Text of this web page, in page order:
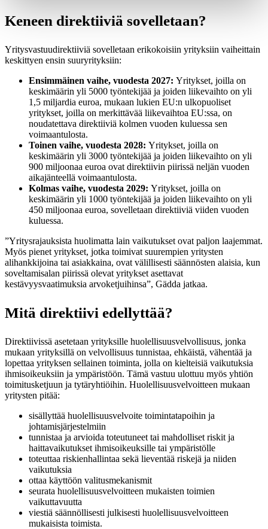
Keneen direktiiviä sovelletaan?
Yritysvastuudirektiiviä sovelletaan erikokoisiin yrityksiin vaiheittain
keskittyen ensin suuryrityksiin:
Ensimmäinen vaihe, vuodesta 2027: Yritykset, joilla on
keskimäärin yli 5000 työntekijää ja joiden liikevaihto on yli
1,5 miljardia euroa, mukaan lukien EU:n ulkopuoliset
yritykset, joilla on merkittävää liikevaihtoa EU:ssa, on
noudatettava direktiiviä kolmen vuoden kuluessa sen
voimaantulosta.
Toinen vaihe, vuodesta 2028: Yritykset, joilla on
keskimäärin yli 3000 työntekijää ja joiden liikevaihto on yli
900 miljoonaa euroa ovat direktiivin piirissä neljän vuoden
aikajänteellä voimaantulosta.
Kolmas vaihe, vuodesta 2029: Yritykset, joilla on
keskimäärin yli 1000 työntekijää ja joiden liikevaihto on yli
450 miljoonaa euroa, sovelletaan direktiiviä viiden vuoden
kuluessa.
”Yritysrajauksista huolimatta lain vaikutukset ovat paljon laajemmat.
Myös pienet yritykset, jotka toimivat suurempien yritysten
alihankkijoina tai asiakkaina, ovat välillisesti säännösten alaisia, kun
soveltamisalan piirissä olevat yritykset asettavat
kestävyysvaatimuksia arvoketjuihinsa”, Gädda jatkaa.
Mitä direktiivi edellyttää?
Direktiivissä asetetaan yrityksille huolellisuusvelvollisuus, jonka
mukaan yrityksillä on velvollisuus tunnistaa, ehkäistä, vähentää ja
lopettaa yrityksen sellainen toiminta, jolla on kielteisiä vaikutuksia
ihmisoikeuksiin ja ympäristöön. Tämä vastuu ulottuu myös yhtiön
toimitusketjuun ja tytäryhtiöihin. Huolellisuusvelvoitteen mukaan
yritysten pitää:
sisällyttää huolellisuusvelvoite toimintatapoihin ja
johtamisjärjestelmiin
tunnistaa ja arvioida toteutuneet tai mahdolliset riskit ja
haittavaikutukset ihmisoikeuksille tai ympäristölle
toteuttaa riskienhallintaa sekä lieventää riskejä ja niiden
vaikutuksia
ottaa käyttöön valitusmekanismit
seurata huolellisuusvelvoitteen mukaisten toimien
vaikuttavuutta
viestiä säännöllisesti julkisesti huolellisuusvelvoitteen
mukaisista toimista.